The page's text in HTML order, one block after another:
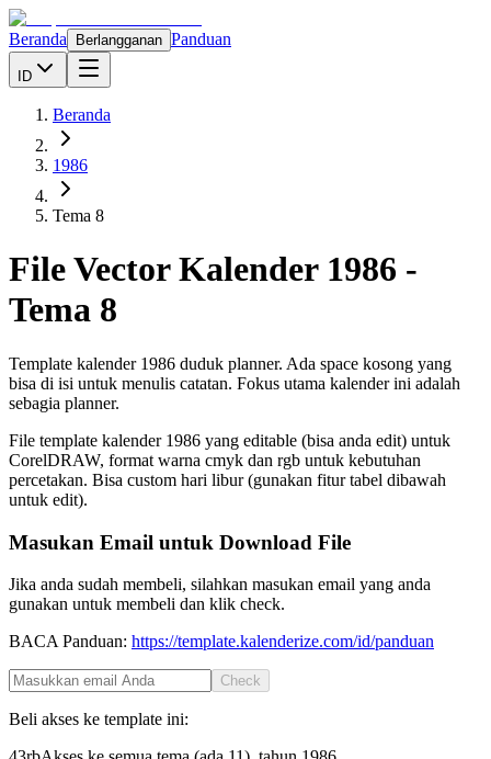
Beranda Berlangganan Panduan
ID
Beranda
1986
Tema 8
File Vector Kalender 1986 -
Tema 8
Template kalender 1986 duduk planner. Ada space kosong yang
bisa di isi untuk menulis catatan. Fokus utama kalender ini adalah
sebagia planner.
File template kalender 1986 yang editable (bisa anda edit) untuk
CorelDRAW, format warna cmyk dan rgb untuk kebutuhan
percetakan. Bisa custom hari libur (gunakan fitur tabel dibawah
untuk edit).
Masukan Email untuk Download File
Jika anda sudah membeli, silahkan masukan email yang anda
gunakan untuk membeli dan klik check.
BACA Panduan: https://template.kalenderize.com/id/panduan
Check
Beli akses ke template ini: